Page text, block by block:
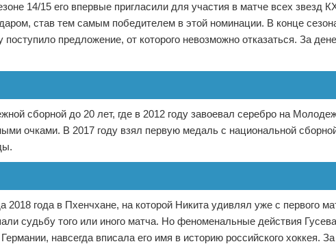
14/15 его впервые пригласили для участия в матче всех звезд
став тем самым победителем в этой номинации. В конце
предложение, от которого невозможно отказаться. За
сборной до 20 лет, где в 2012 году завоевал серебро на
очками. В 2017 году взял первую медаль с национальной
года в Пхенчхане, на которой Никита удивлял уже с первого
судьбу того или иного матча. Но феноменальные действия
навсегда вписала его имя в историю российского хоккея. За